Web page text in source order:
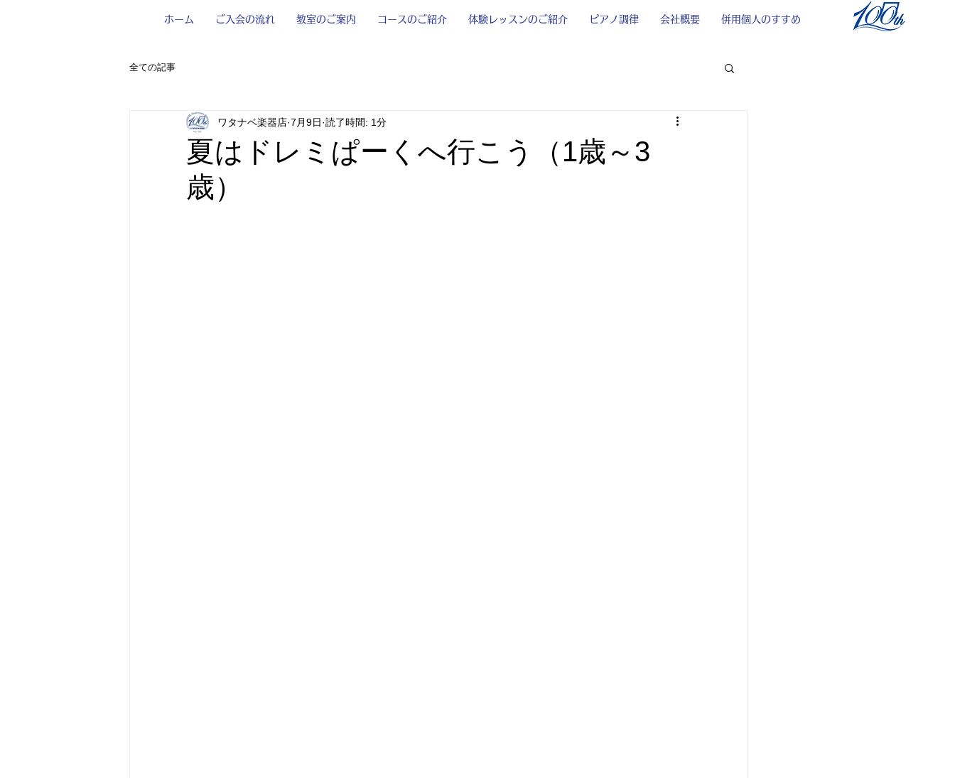
ホーム ご入会の流れ 教室のご案内 コースのご紹介 体験レッスンのご紹介 ピアノ調律 会社概要 併用個人のすすめ
全ての記事
夏はドレミぱーくへ行こう（1歳～3
歳）
ワタナベ楽器店 7月9日 読了時間: 1分